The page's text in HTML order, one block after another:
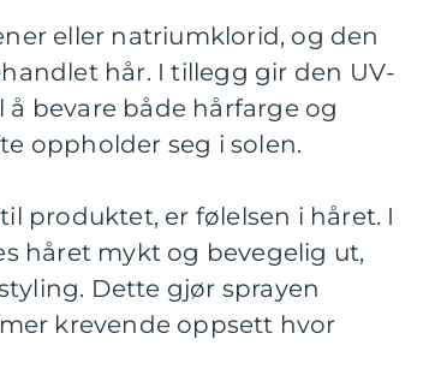
eller natriumklorid, og den
hår. I tillegg gir den UV-
bevare både hårfarge og
oppholder seg i solen.
produktet, er følelsen i håret. I
håret mykt og bevegelig ut,
Dette gjør sprayen
krevende oppsett hvor